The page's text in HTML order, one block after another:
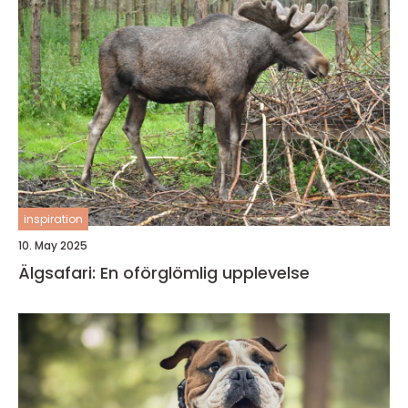
inspiration
10. May 2025
Älgsafari: En oförglömlig upplevelse